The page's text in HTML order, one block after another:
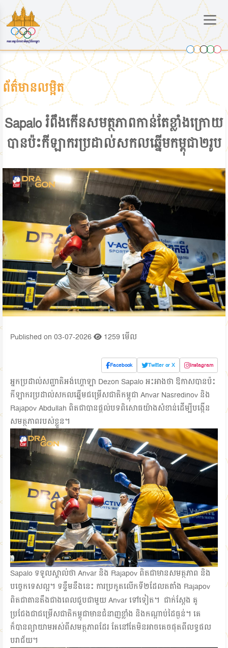
ព័ត៌មានលម្អិត
Sapalo រំពឹងកើនសមត្ថភាពកាន់តែខ្លាំងក្រោយ
បានប៉ះកីឡាករប្រដាល់សកលឆ្នើមកម្ពុជា២រូប
Published on 03-07-2026 1259 មើល
Facebook Twitter or X Instagram
អ្នកប្រដាល់សញ្ជាតិអង់ហ្គោឡា Dezon Sapalo អះអាងថា ឱកាសបានប៉ះ
កីឡាករប្រដាល់សកលឆ្នើមជម្រើសជាតិកម្ពុជា Anvar Nasredinov និង
Rajapov Abdullah ពិតជាបានផ្ដល់បទពិសោធយ៉ាងសំខាន់ដើម្បីបង្កើន
សមត្ថភាពរបស់ខ្លួន។
Sapalo ទទួលស្គាល់ថា Anvar និង Rajapov ពិតជាមានសមត្ថភាព និង
បច្ចេកទេសល្អ។ ទន្ទឹមនឹងនេះ ការប្រកួតលើកទី២ដែលតតាំង Rajapov
ពិតជាតានតឹងជាងពេលជួបជាមួយ Anvar ទៅទៀត។ ជាក់ស្ដែង គូ
ប្រជែងជាជម្រើសជាតិកម្ពុជាមានជំនាញខ្លាំង និងកណ្ដាប់ដៃធ្ងន់។ គេ
ក៏បានព្យាយាមអស់ពីសមត្ថភាពដែរ តែនៅតែមិនអាចគេចផុតពីលទ្ធផល
បរាជ័យ។